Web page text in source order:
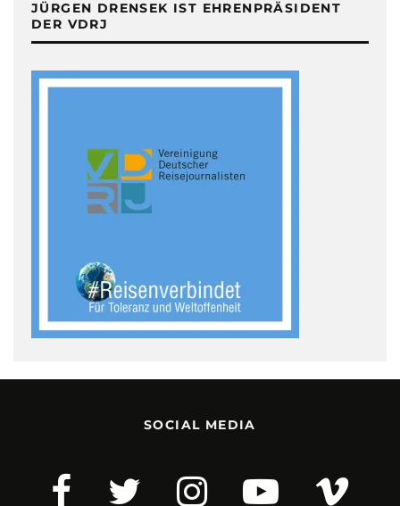
JÜRGEN DRENSEK IST EHRENPRÄSIDENT
DER VDRJ
SOCIAL MEDIA